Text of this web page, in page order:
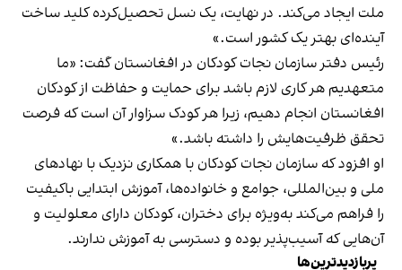
ملت ایجاد می‌کند. در نهایت، یک نسل تحصیل‌کرده کلید ساخت
آینده‌ای بهتر یک کشور است.»
رئیس دفتر سازمان نجات کودکان در افغانستان گفت: «ما
متعهدیم هر کاری لازم باشد برای حمایت و حفاظت از کودکان
افغانستان انجام دهیم، زیرا هر کودک سزاوار آن است که فرصت
تحقق ظرفیت‌هایش را داشته باشد.»
او افزود که سازمان نجات کودکان با همکاری نزدیک با نهادهای
ملی و بین‌المللی، جوامع و خانواده‌ها، آموزش ابتدایی باکیفیت
را فراهم می‌کند به‌ویژه برای دختران، کودکان دارای معلولیت و
آن‌هایی که آسیب‌پذیر بوده و دسترسی به آموزش ندارند.
پربازدیدترین‌ها